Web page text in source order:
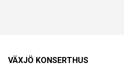
VÄXJÖ KONSERTHUS